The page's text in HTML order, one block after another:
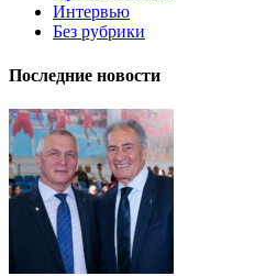
Интервью
Без рубрики
Последние новости